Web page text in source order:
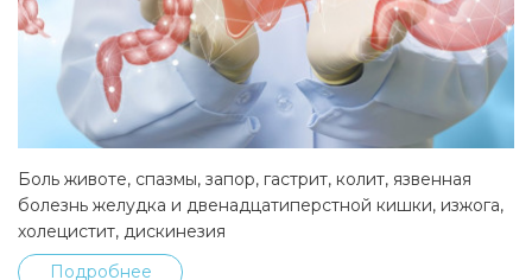
Боль животе, спазмы, запор, гастрит, колит, язвенная
болезнь желудка и двенадцатиперстной кишки, изжога,
холецистит, дискинезия
Подробнее